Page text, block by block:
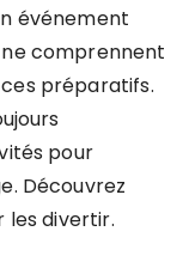
événement
comprennent
préparatifs.
pour
Découvrez
les divertir.